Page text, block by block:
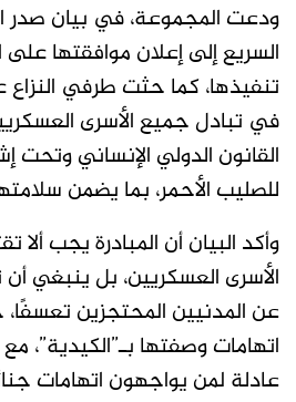
ودعت المجموعة، في بيان صدر
السريع إلى إعلان موافقتها على
تنفيذها، كما حثت طرفي النزاع
في تبادل جميع الأسرى
القانون الدولي الإنساني وتحت
للصليب الأحمر، بما يضمن
وأكد البيان أن المبادرة يجب ألا
الأسرى العسكريين، بل ينبغي أن
عن المدنيين المحتجزين
اتهامات وصفتها بـ”الكيدية”،
عادلة لمن يواجهون اتهامات